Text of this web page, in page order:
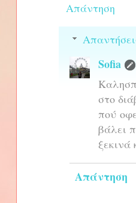
Απάντηση
Sofia
στο
πού
βάλει
ξεκινά
Απάντηση